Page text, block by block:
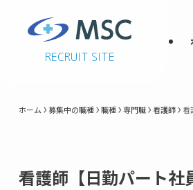
RECRUIT SITE
ホーム 募集中の職種 職種 専門職 看護師 看
看護師【日勤パート社